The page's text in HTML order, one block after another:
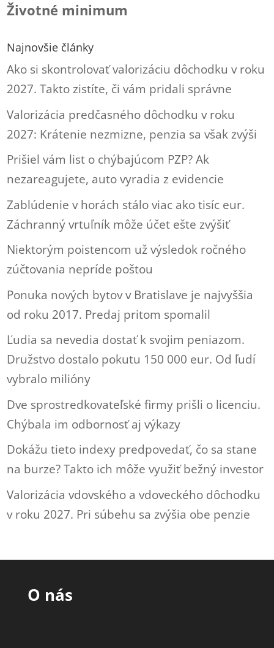
Životné minimum
Najnovšie články
Ako si skontrolovať valorizáciu dôchodku v roku
2027. Takto zistíte, či vám pridali správne
Valorizácia predčasného dôchodku v roku
2027: Krátenie nezmizne, penzia sa však zvýši
Prišiel vám list o chýbajúcom PZP? Ak
nezareagujete, auto vyradia z evidencie
Zablúdenie v horách stálo viac ako tisíc eur.
Záchranný vrtuľník môže účet ešte zvýšiť
Niektorým poistencom už výsledok ročného
zúčtovania nepríde poštou
Ponuka nových bytov v Bratislave je najvyššia
od roku 2017. Predaj pritom spomalil
Ľudia sa nevedia dostať k svojim peniazom.
Družstvo dostalo pokutu 150 000 eur. Od ľudí
vybralo milióny
Dve sprostredkovateľské firmy prišli o licenciu.
Chýbala im odbornosť aj výkazy
Dokážu tieto indexy predpovedať, čo sa stane
na burze? Takto ich môže využiť bežný investor
Valorizácia vdovského a vdoveckého dôchodku
v roku 2027. Pri súbehu sa zvýšia obe penzie
O nás